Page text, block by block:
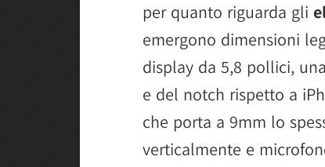
per quanto riguarda gli
emergono dimensioni
display da 5,8 pollici,
e del notch rispetto a
che porta a 9mm lo
verticalmente e